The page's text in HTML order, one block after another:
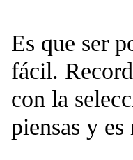
Es que ser
fácil.
con la
piensas y